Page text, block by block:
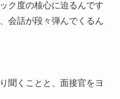
ク度の核心に迫るんです
会話が段々弾んでくるん
聞くことと、面接官をヨ